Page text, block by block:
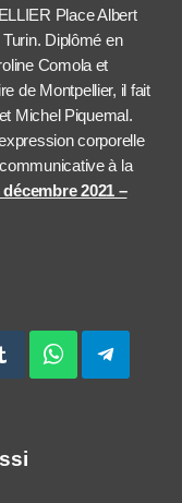
Place Albert
Diplômé en
Comola et
de Montpellier, il fait
Michel Piquemal.
corporelle
à la
2021 –